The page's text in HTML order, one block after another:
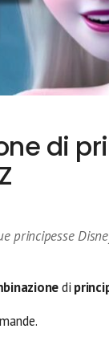
di
principesse
di